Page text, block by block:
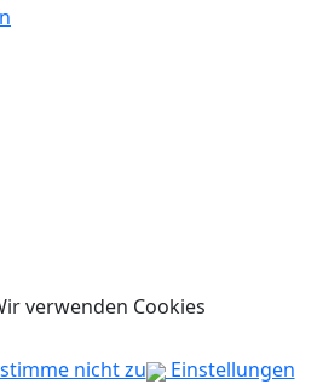
verwenden Cookies
nicht zu Einstellungen